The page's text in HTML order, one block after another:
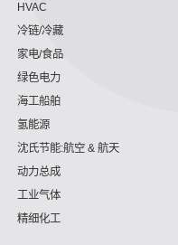
HVAC
冷链/冷藏
家电/食品
绿色电力
海工船舶
氢能源
沈氏节能:航空 & 航天
动力总成
工业气体
精细化工